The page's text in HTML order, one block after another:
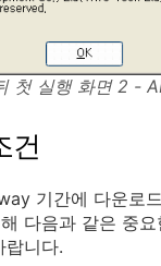
첫 실행 화면 2 -
건
기간에 다운로
다음과 같은 중
랍니다.